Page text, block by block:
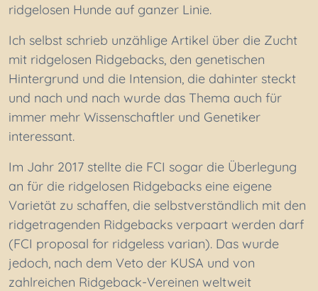
ridgelosen Hunde auf ganzer Linie.
Ich selbst schrieb unzählige Artikel über die Zucht
mit ridgelosen Ridgebacks, den genetischen
Hintergrund und die Intension, die dahinter steckt
und nach und nach wurde das Thema auch für
immer mehr Wissenschaftler und Genetiker
interessant.
Im Jahr 2017 stellte die FCI sogar die Überlegung
an für die ridgelosen Ridgebacks eine eigene
Varietät zu schaffen, die selbstverständlich mit den
ridgetragenden Ridgebacks verpaart werden darf
(FCI proposal for ridgeless varian). Das wurde
jedoch, nach dem Veto der KUSA und von
zahlreichen Ridgeback-Vereinen weltweit